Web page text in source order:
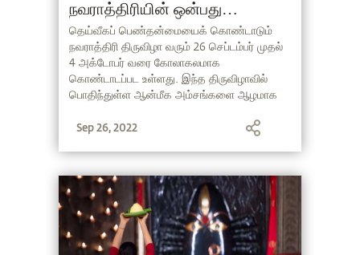
நவராத்திரியின் ஒன்பது
நாட்களின் முக்கியத்துவம் என்ன?
தெய்வீகப் பெண்தன்மையைக் கொண்டாடும்
நவராத்திரி திருவிழா வரும் 26 செப்டம்பர் முதல்
4 அக்டோபர் வரை கோலாகலமாக
கொண்டாடப்பட உள்ளது. இந்த திருவிழாவில்
பொதிந்துள்ள ஆன்மீக அம்சங்களை ஆழமாக
மூன்று முக்கியமான தன்மைகள், இந்த ஒன்பது
Sep 26, 2022